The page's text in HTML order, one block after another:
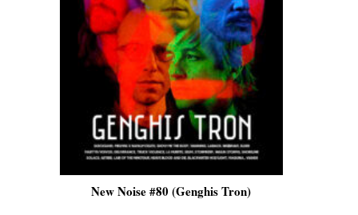
New Noise #80 (Genghis Tron)